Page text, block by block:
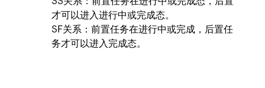
才可以进入进行中或完成态。
SF关系：前置任务在进行中或完成，后置任
务才可以进入完成态。